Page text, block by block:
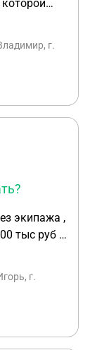
водитель,
так как
было
г.
экипажа ,
тыс руб ,
и
г.